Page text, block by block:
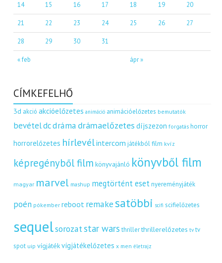
« feb ápr »
14 15 16 17 18 19 20
21 22 23 24 25 26 27
28 29 30 31
CÍMKEFELHŐ
3d akció akcióelőzetes animáció animációelőzetes bemutatók
bevételdcdráma drámaelőzetes díjszezon forgatás horror
horrorelőzetes hírlevélintercom játékból film kvíz
képregényből film könyvajánló könyvből film
magyar marvel mashup megtörtént eset nyereményjáték
poén pókember reboot remakesatöbbi scifi scifielőzetes
sequelsorozatstar wars thriller thrillerelőzetes tv tv
spot uip vígjátékvígjátékelőzetes x men életrajz